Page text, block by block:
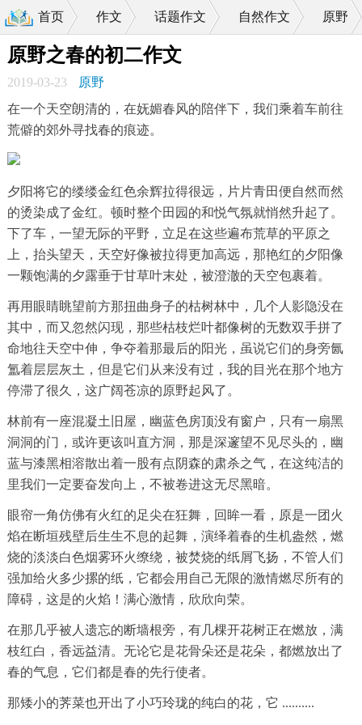
首页
作文
话题作文
自然作文
原野
原野之春的初二作文
2019-03-23
原野
在一个天空朗清的，在妩媚春风的陪伴下，我们乘着车前往
荒僻的郊外寻找春的痕迹。
夕阳将它的缕缕金红色余辉拉得很远，片片青田便自然而然
的烫染成了金红。顿时整个田园的和悦气氛就悄然升起了。
下了车，一望无际的平野，立足在这些遍布荒草的平原之
上，抬头望天，天空好像被拉得更加高远，那艳红的夕阳像
一颗饱满的夕露垂于甘草叶末处，被澄澈的天空包裹着。
再用眼睛眺望前方那扭曲身子的枯树林中，几个人影隐没在
其中，而又忽然闪现，那些枯枝烂叶都像树的无数双手拼了
命地往天空中伸，争夺着那最后的阳光，虽说它们的身旁氤
氲着层层灰土，但是它们从来没有过，我的目光在那个地方
停滞了很久，这广阔苍凉的原野起风了。
林前有一座混凝土旧屋，幽蓝色房顶没有窗户，只有一扇黑
洞洞的门，或许更该叫直方洞，那是深邃望不见尽头的，幽
蓝与漆黑相溶散出着一股有点阴森的肃杀之气，在这纯洁的
里我们一定要奋发向上，不被卷进这无尽黑暗。
眼帘一角仿佛有火红的足尖在狂舞，回眸一看，原是一团火
焰在断垣残壁后生生不息的起舞，演绎着春的生机盎然，燃
烧的淡淡白色烟雾环火缭绕，被焚烧的纸屑飞扬，不管人们
强加给火多少摞的纸，它都会用自己无限的激情燃尽所有的
障碍，这是的火焰！满心激情，欣欣向荣。
在那几乎被人遗忘的断墙根旁，有几棵开花树正在燃放，满
枝红白，香远益清。无论它是花骨朵还是花朵，都燃放出了
春的气息，它们都是春的先行使者。
那矮小的荠菜也开出了小巧玲珑的纯白的花，它 ..........